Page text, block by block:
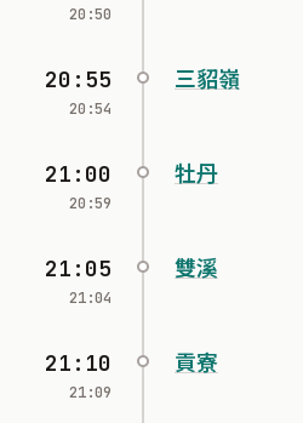
20:50
20:55
20:54
三貂嶺
21:00
20:59
牡丹
21:05
21:04
雙溪
21:10
21:09
貢寮